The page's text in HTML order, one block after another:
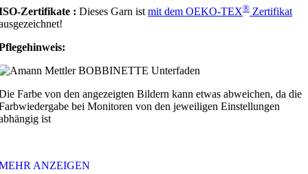
Zertifikate : Dieses Garn ist mit dem OEKO-TEX® Zertifikat
Farbe von den angezeigten Bildern kann etwas abweichen, da die
bei Monitoren von den jeweiligen Einstellungen
ist
ANZEIGEN